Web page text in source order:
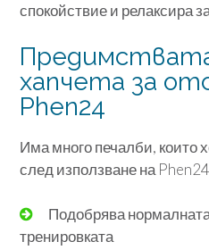
спокойствие и релаксира
хапчета за
Phen24
Има много печалби, които
след използване на
Подобрява
тренировката